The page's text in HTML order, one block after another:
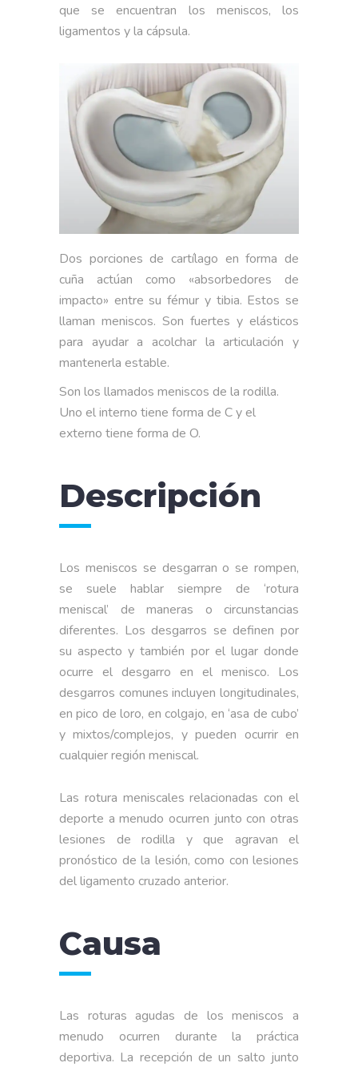
que se encuentran los meniscos, los
ligamentos y la cápsula.
Dos porciones de cartílago en forma de
cuña actúan como «absorbedores de
impacto» entre su fémur y tibia. Estos se
llaman meniscos. Son fuertes y elásticos
para ayudar a acolchar la articulación y
mantenerla estable.
Son los llamados meniscos de la rodilla.
Uno el interno tiene forma de C y el
externo tiene forma de O.
Descripción
Los meniscos se desgarran o se rompen,
se suele hablar siempre de ‘rotura
meniscal’ de maneras o circunstancias
diferentes. Los desgarros se definen por
su aspecto y también por el lugar donde
ocurre el desgarro en el menisco. Los
desgarros comunes incluyen longitudinales,
en pico de loro, en colgajo, en ‘asa de cubo’
y mixtos/complejos, y pueden ocurrir en
cualquier región meniscal.
Las rotura meniscales relacionadas con el
deporte a menudo ocurren junto con otras
lesiones de rodilla y que agravan el
pronóstico de la lesión, como con lesiones
del ligamento cruzado anterior.
Causa
Las roturas agudas de los meniscos a
menudo ocurren durante la práctica
deportiva. La recepción de un salto junto